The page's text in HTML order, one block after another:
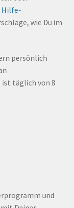
Hilfe-
wie Du im
persönlich
ist täglich von 8
und